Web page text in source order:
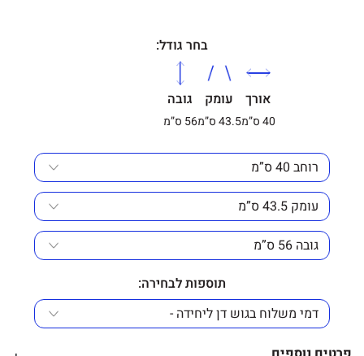
בחר גודל:
אורך
40 ס”מ
עומק
43.5 ס”מ
גובה
56 ס”מ
תוספות לבחירה: